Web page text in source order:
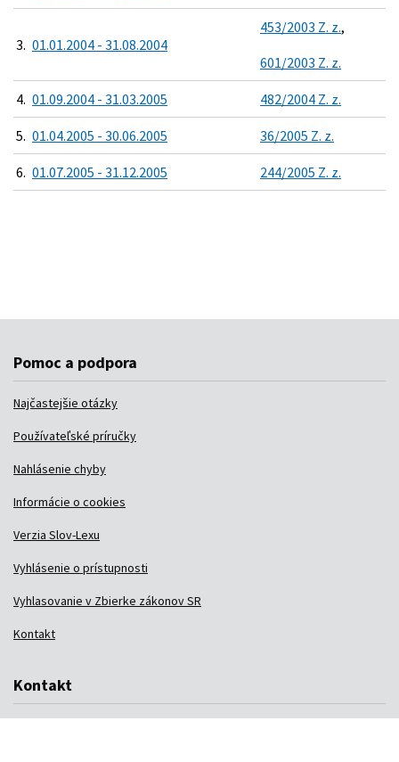
3. 01.01.2004 - 31.08.2004
453/2003 Z. z.,
601/2003 Z. z.
4. 01.09.2004 - 31.03.2005 482/2004 Z. z.
5. 01.04.2005 - 30.06.2005 36/2005 Z. z.
6. 01.07.2005 - 31.12.2005 244/2005 Z. z.
Pomoc a podpora
Najčastejšie otázky
Používateľské príručky
Nahlásenie chyby
Informácie o cookies
Verzia Slov-Lexu
Vyhlásenie o prístupnosti
Vyhlasovanie v Zbierke zákonov SR
Kontakt
Kontakt